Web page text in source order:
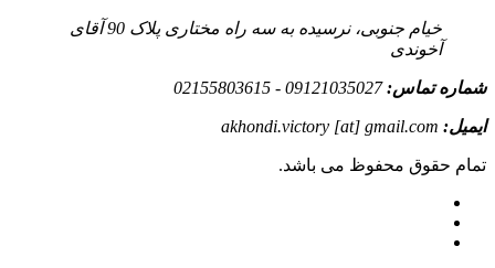
خیام جنوبی، نرسیده به سه راه مختاری پلاک 90 آقای
آخوندی
شماره تماس:09121035027 - 02155803615
ایمیل: akhondi.victory [at] gmail.com
تمام حقوق محفوظ می باشد.